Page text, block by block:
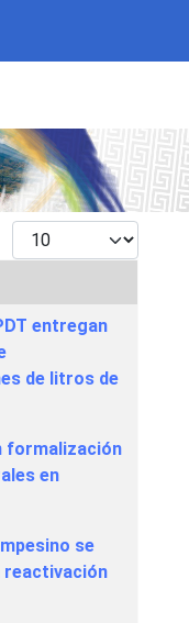
Mostrar #
entregan
de litros de
formalización
en
se
reactivación